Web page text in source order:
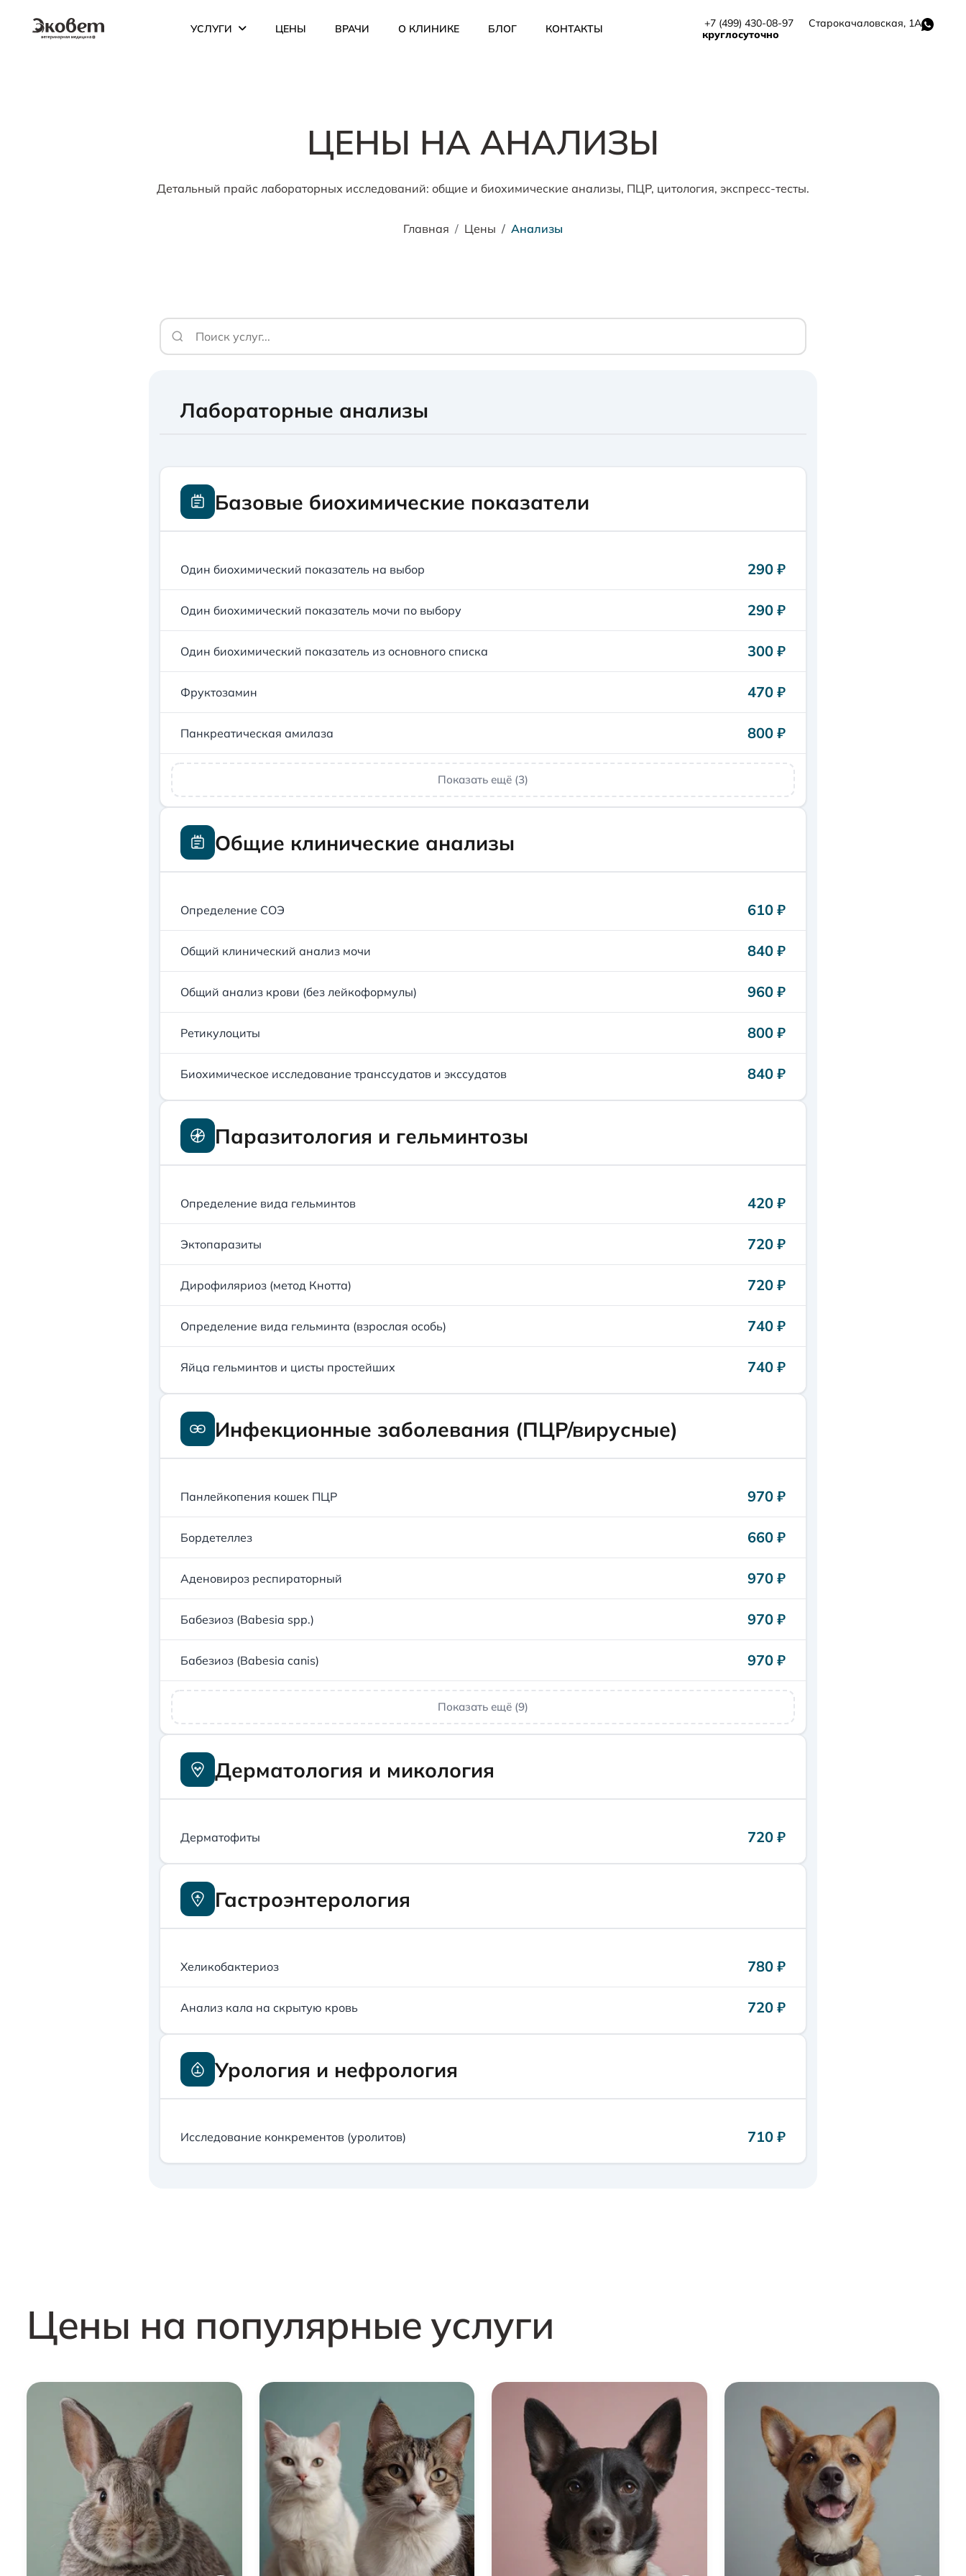
УСЛУГИ ЦЕНЫ ВРАЧИ О КЛИНИКЕ БЛОГ КОНТАКТЫ
+7 (499) 430-08-97
круглосуточно
Старокачаловская, 1А
ЦЕНЫ НА АНАЛИЗЫ
Детальный прайс лабораторных исследований: общие и биохимические анализы, ПЦР, цитология, экспресс-тесты.
Главная Цены Анализы
Лабораторные анализы
Базовые биохимические показатели
Один биохимический показатель на выбор 290 ₽
Один биохимический показатель мочи по выбору 290 ₽
Один биохимический показатель из основного списка 300 ₽
Фруктозамин 470 ₽
Панкреатическая амилаза 800 ₽
Показать ещё (3)
Общие клинические анализы
Определение СОЭ 610 ₽
Общий клинический анализ мочи 840 ₽
Общий анализ крови (без лейкоформулы) 960 ₽
Ретикулоциты 800 ₽
Биохимическое исследование транссудатов и экссудатов 840 ₽
Паразитология и гельминтозы
Определение вида гельминтов 420 ₽
Эктопаразиты 720 ₽
Дирофиляриоз (метод Кнотта) 720 ₽
Определение вида гельминта (взрослая особь) 740 ₽
Яйца гельминтов и цисты простейших 740 ₽
Инфекционные заболевания (ПЦР/вирусные)
Панлейкопения кошек ПЦР 970 ₽
Бордетеллез 660 ₽
Аденовироз респираторный 970 ₽
Бабезиоз (Babesia spp.) 970 ₽
Бабезиоз (Babesia canis) 970 ₽
Показать ещё (9)
Дерматология и микология
Дерматофиты 720 ₽
Гастроэнтерология
Хеликобактериоз 780 ₽
Анализ кала на скрытую кровь 720 ₽
Урология и нефрология
Исследование конкрементов (уролитов) 710 ₽
Цены на популярные услуги